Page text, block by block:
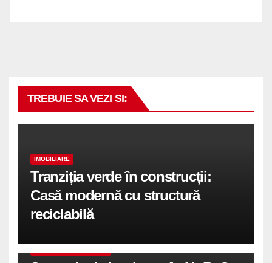
TREBUIE SA VEZI SI:
IMOBILIARE
Tranziția verde în construcții:
Casă modernă cu structură
reciclabilă